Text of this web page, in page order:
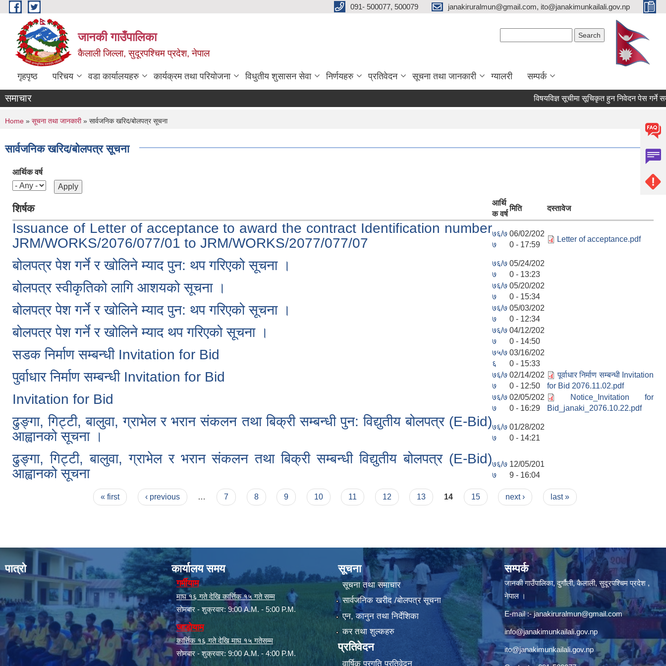
Skip to main content 091- 500077, 500079 janakiruralmun@gmail.com, ito@janakimunkailali.gov.np
जानकी गाउँपालिका
कैलाली जिल्ला, सुदूरपश्चिम प्रदेश, नेपाल
गृहपृष्ठ परिचय वडा कार्यालयहरु कार्यक्रम तथा परियोजना विधुतीय शुसासन सेवा निर्णयहरु प्रतिवेदन सूचना तथा जानकारी ग्यालरी सम्पर्क
समाचार विषयविज्ञ सूचीमा सूचिकृत हुन निवेदन पेस गर्ने
You are here
Home » सूचना तथा जानकारी» सार्वजनिक खरिद/बोलपत्र सूचना
सार्वजनिक खरिद/बोलपत्र सूचना
आर्थिक वर्ष
शिर्षक
आर्थि
क वर्ष
मिति दस्तावेज
Issuance of Letter of acceptance to award the contract Identification number
JRM/WORKS/2076/077/01 to JRM/WORKS/2077/077/07
७६/७
७
06/02/202
0 - 17:59
Letter of acceptance.pdf
बोलपत्र पेश गर्ने र खोलिने म्याद पुन: थप गरिएको सूचना ।
७६/७
७
05/24/202
0 - 13:23
बोलपत्र स्वीकृतिको लागि आशयको सूचना ।
७६/७
७
05/20/202
0 - 15:34
बोलपत्र पेश गर्ने र खोलिने म्याद पुन: थप गरिएको सूचना ।
७६/७
७
05/03/202
0 - 12:34
बोलपत्र पेश गर्ने र खोलिने म्याद थप गरिएको सूचना ।
७६/७
७
04/12/202
0 - 14:50
सडक निर्माण सम्बन्धी Invitation for Bid
७५/७
६
03/16/202
0 - 15:33
पुर्वाधार निर्माण सम्बन्धी Invitation for Bid
७६/७
७
02/14/202
0 - 12:50
पूर्वाधार निर्माण सम्बन्धी Invitation
for Bid 2076.11.02.pdf
Invitation for Bid
७६/७
७
02/05/202
0 - 16:29
Notice_Invitation for
Bid_janaki_2076.10.22.pdf
ढुङ्गा, गिट्टी, बालुवा, ग्राभेल र भरान संकलन तथा बिक्री सम्बन्धी पुन: विद्युतीय बोलपत्र (E-Bid)
आह्वानको सूचना ।
७६/७
७
01/28/202
0 - 14:21
ढुङ्गा, गिट्टी, बालुवा, ग्राभेल र भरान संकलन तथा बिक्री सम्बन्धी विद्युतीय बोलपत्र (E-Bid)
आह्वानको सूचना
७६/७
७
12/05/201
9 - 16:04
« first ‹ previous … 7 8 9 10 11 12 13 14 15 next › last »
पात्रो कार्यालय समय
गर्मीयाम
माघ १६ गते देखि कार्त्तिक १५ गते सम्म
सोमबार - शुक्रवार: 9:00 A.M. - 5:00 P.M.
जाडोयाम
कार्त्तिक १६ गते देखि माघ १५ गतेसम्म
सोमबार - शुक्रवार: 9:00 A.M. - 4:00 P.M.
सूचना
सूचना तथा समाचार
सार्वजनिक खरीद /बोलपत्र सूचना
एन, कानुन तथा निर्देशिका
कर तथा शुल्कहरु
प्रतिवेदन
वार्षिक प्रगति प्रतिवेदन
सम्पर्क
जानकी गाउँपालिका, दुर्गौली, कैलाली, सुदूरपश्चिम प्रदेश ,
नेपाल ।
E-mail :-janakiruralmun@gmail.com
info@janakimunkailali.gov.np
ito@janakimunkailali.gov.np